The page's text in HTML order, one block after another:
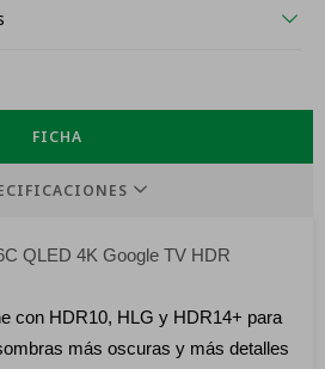
FICHA
QLED 4K Google TV HDR
con HDR10, HLG y HDR14+ para
más oscuras y más detalles